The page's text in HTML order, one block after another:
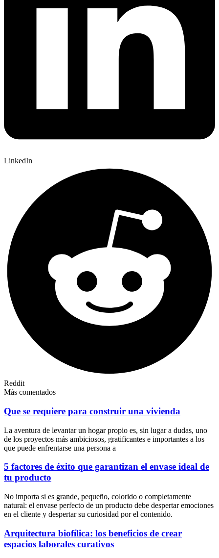
LinkedIn
Reddit
Más comentados
Que se requiere para construir una vivienda
La aventura de levantar un hogar propio es, sin lugar a dudas, uno
de los proyectos más ambiciosos, gratificantes e importantes a los
que puede enfrentarse una persona a
5 factores de éxito que garantizan el envase ideal de
tu producto
No importa si es grande, pequeño, colorido o completamente
natural: el envase perfecto de un producto debe despertar emociones
en el cliente y despertar su curiosidad por el contenido.
Arquitectura biofílica: los beneficios de crear
espacios laborales curativos